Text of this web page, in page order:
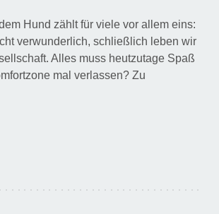
Hund zählt für viele vor allem eins:
verwunderlich, schließlich leben wir
Alles muss heutzutage Spaß
mal verlassen? Zu